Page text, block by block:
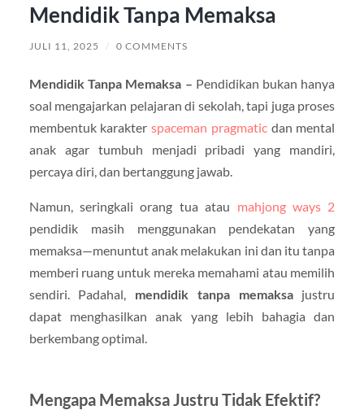
Mendidik Tanpa Memaksa
JULI 11, 2025 / 0 COMMENTS
Mendidik Tanpa Memaksa – Pendidikan bukan hanya
soal mengajarkan pelajaran di sekolah, tapi juga proses
membentuk karakterspaceman pragmaticdan mental
anak agar tumbuh menjadi pribadi yang mandiri,
percaya diri, dan bertanggung jawab.
Namun, seringkali orang tua atau mahjong ways 2
pendidik masih menggunakan pendekatan yang
memaksa—menuntut anak melakukan ini dan itu tanpa
memberi ruang untuk mereka memahami atau memilih
sendiri. Padahal, mendidik tanpa memaksajustru
dapat menghasilkan anak yang lebih bahagia dan
berkembang optimal.
Mengapa Memaksa Justru Tidak Efektif?